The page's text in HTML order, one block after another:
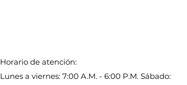
Horario de atención:
Lunes a viernes: 7:00 A.M. - 6:00 P.M. Sábado: